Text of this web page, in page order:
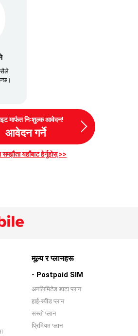
मार्फत निःशुल्क आवेदन!
आवेदन गर्ने
सम्झौता यहाँबाट हेर्नुहोस् >>
मूल्य र प्लानहरू
- Postpaid SIM
अनलिमिटेड डाटा प्लान
हाई-स्पीड प्लान
सस्तो प्लान
प्रिमियम प्लान